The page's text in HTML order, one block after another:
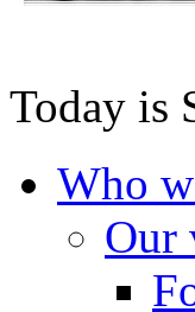
Today is
Who
Our